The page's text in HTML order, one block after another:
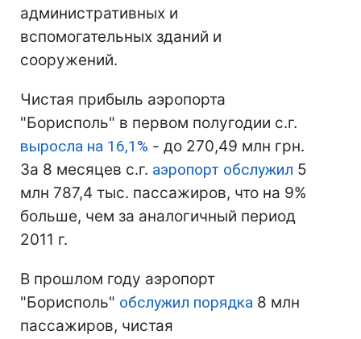
административных и
вспомогательных зданий и
сооружений.
Чистая прибыль аэропорта
"Борисполь" в первом полугодии с.г.
выросла на 16,1% - до 270,49 млн грн.
За 8 месяцев с.г. аэропорт обслужил 5
млн 787,4 тыс. пассажиров, что на 9%
больше, чем за аналогичный период
2011 г.
В прошлом году аэропорт
"Борисполь" обслужил порядка 8 млн
пассажиров, чистая